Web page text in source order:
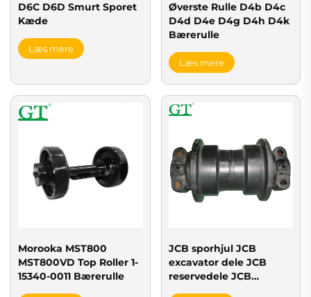
D6C D6D Smurt Sporet
Kæde
Læs mere
Øverste Rulle D4b D4c
D4d D4e D4g D4h D4k
Bærerulle
Læs mere
Morooka MST800
MST800VD Top Roller 1-
15340-0011 Bærerulle
JCB sporhjul JCB
excavator dele JCB
reservedele JCB